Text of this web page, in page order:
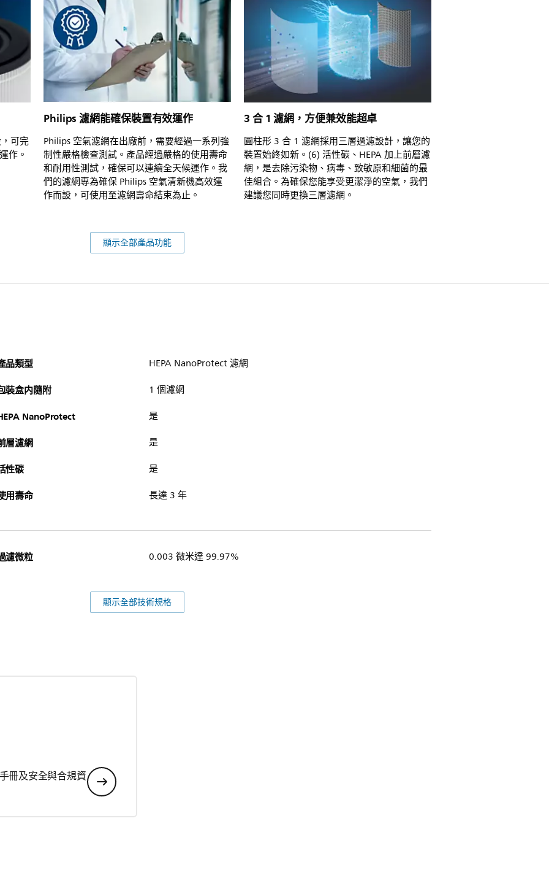
可完
作。
Philips 濾網能確保裝置有效運作
Philips 空氣濾網在出廠前，需要經過一系列強
制性嚴格檢查測試。產品經過嚴格的使用壽命
和耐用性測試，確保可以連續全天候運作。我
們的濾網專為確保 Philips 空氣清新機高效運
作而設，可使用至濾網壽命結束為止。
3 合 1 濾網，方便兼效能超卓
圓柱形 3 合 1 濾網採用三層過濾設計，讓您的
裝置始終如新。(6) 活性碳、HEPA 加上前層濾
網，是去除污染物、病毒、致敏原和細菌的最
佳組合。為確保您能享受更潔淨的空氣，我們
建議您同時更換三層濾網。
顯示全部產品功能
品類型 HEPA NanoProtect 濾網
裝盒内隨附 1 個濾網
NanoProtect 是
層濾網 是
性碳 是
用壽命 長達 3 年
濾微粒 0.003 微米達 99.97%
顯示全部技術規格
冊及安全與合規資